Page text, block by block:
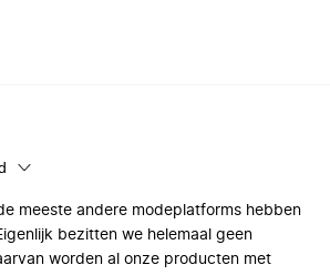
meeste andere modeplatforms hebben
bezitten we helemaal geen
worden al onze producten met